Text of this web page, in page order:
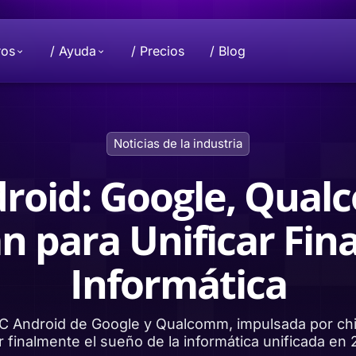
/ Ayuda / Precios / Blog
Beeble
Proteja
Misión
Elevando juntos la industria de la
datos le pertenecen solo a usted.
hasta un
Donar
Interesado en hacer una donación?
con nosotros para contribuir.
Noticias de la industria
Google,
para Unificar
Informática
Android de Google y Qualcomm, impulsada por
finalmente el sueño de la informática unificada en